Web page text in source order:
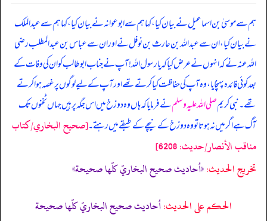
ہم سے موسیٰ بن اسماعیل نے بیان کیا، کہا ہم سے ابوعوانہ نے بیان کیا، کہا ہم سے عبدالملک
نے بیان کیا، ان سے عبداللہ بن حارث بن نوفل نے اور ان سے عباس بن عبدالمطلب رضی
اللہ عنہ نے کہانہوں نے عرض کیا کہ یا رسول اللہ! آپ نے جناب ابوطالب کو ان کی وفات کے
بعد کوئی فائدہ پہنچایا، وہ آپ کی حفاظت کیا کرتے تھے اور آپ کے لیے لوگوں پر غصہ ہوا کرتے
تھے۔ نبی کریمصلی اللہ علیہ وسلمنے فرمایا کہ ہاں وہ دوزخ میں اس جگہ پر ہیں جہاں ٹخنوں تک
آگ ہے اگر میں نہ ہوتا تو وہ دوزخ کے نیچے کے طبقے میں رہتے۔[صحيح البخاري/كتاب
مناقب الأنصار/حدیث: 6208]
تخریج الحدیث:«أحاديث صحيح البخاريّ كلّها صحيحة»
الحكم على الحديث:أحاديث صحيح البخاريّ كلّها صحيحة